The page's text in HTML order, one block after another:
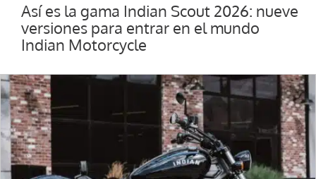
Así es la gama Indian Scout 2026: nueve
versiones para entrar en el mundo
Indian Motorcycle